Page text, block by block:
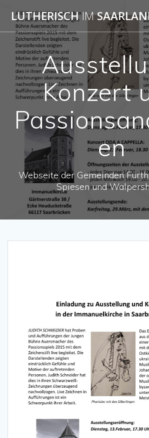
to
content
LUTHERISCHIM
Konzert
en
Webseite der Gemeinden
Spiesen und